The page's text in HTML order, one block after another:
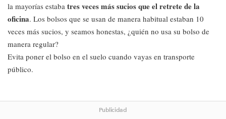
la mayorías estaba tres veces más sucios que el retrete de la
oficina. Los bolsos que se usan de manera habitual estaban 10
veces más sucios, y seamos honestas, ¿quién no usa su bolso de
manera regular?
Evita poner el bolso en el suelo cuando vayas en transporte
público.
Publicidad